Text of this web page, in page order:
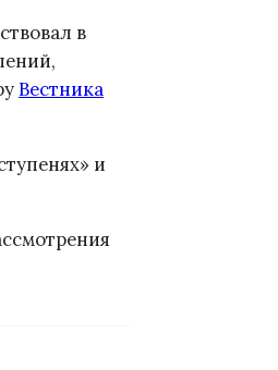
в
Вестника
и